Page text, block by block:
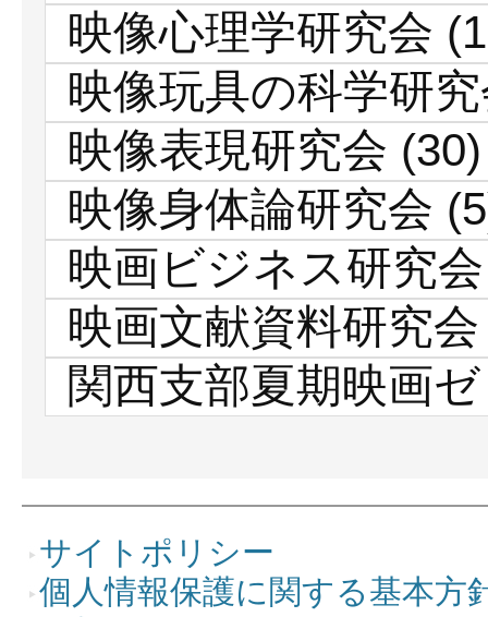
映像心理学研究会
映像玩具の科学研
映像表現研究会 (30)
映像身体論研究会
映画ビジネス研究会
映画文献資料研究会
関西支部夏期映画
サイトポリシー
個人情報保護に関する基本方